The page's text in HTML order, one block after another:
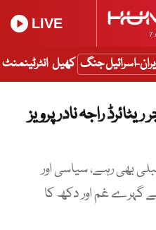
7
LIVE
اسرائیل جنگ کھیل انٹرٹینمنٹ
راجہ نادر پرویز
بھی رہے، سیاسی اور
غم اور دکھ کا